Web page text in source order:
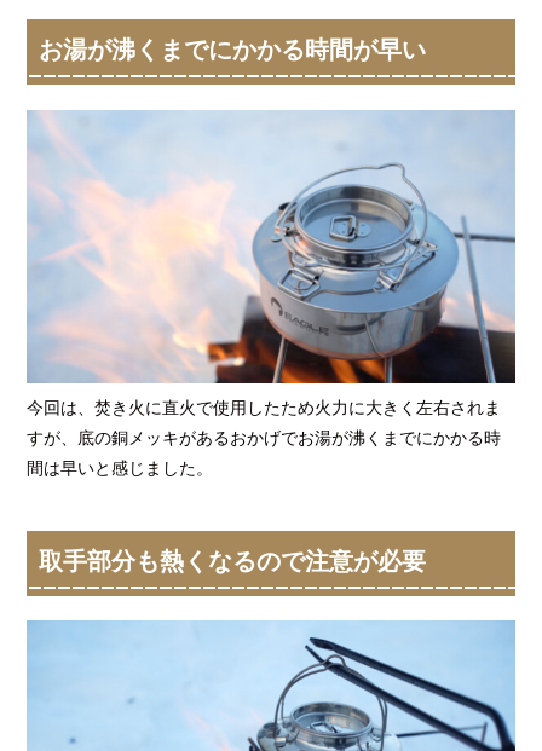
お湯が沸くまでにかかる時間が早い
今回は、焚き火に直火で使用したため火力に大きく左右されま
すが、底の銅メッキがあるおかげでお湯が沸くまでにかかる時
間は早いと感じました。
取手部分も熱くなるので注意が必要